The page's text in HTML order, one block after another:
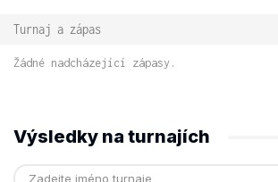
Turnaj a zápas
Žádné nadcházející zápasy.
Výsledky na turnajích